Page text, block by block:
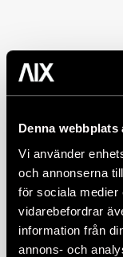
Denna webbplats
Vi använder
och annonserna
för sociala medier
vidarebefordrar
information från
annons- och